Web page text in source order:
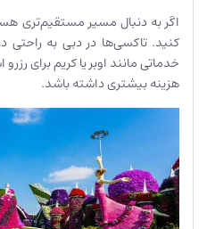
اگر به دنبال مسیر مستقیم‌تری
کنید. تاکسی‌ها در دبی به
خدماتی مانند اوبر یا کریم برای
هزینه بیشتری داشته باشد.